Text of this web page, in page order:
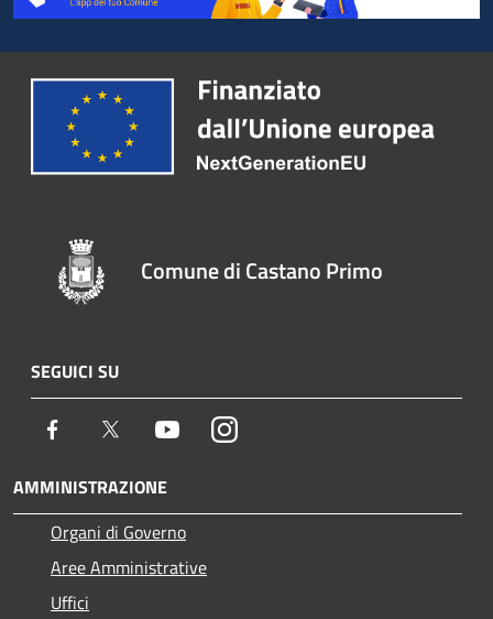
Comune di Castano Primo
SEGUICI SU
Facebook Twitter YoutubeInstagram
AMMINISTRAZIONE
Organi di Governo
Aree Amministrative
Uffici